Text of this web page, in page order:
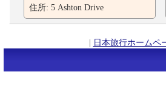
住所: 5 Ashton Drive
| 日本旅行ホームペ